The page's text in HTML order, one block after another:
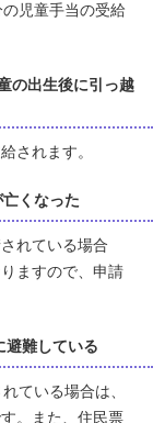
児童手当の受給
の出生後に引っ越
されます。
くなった
れている場合
ますので、申請
避難している
ている場合は、
。また、住民票